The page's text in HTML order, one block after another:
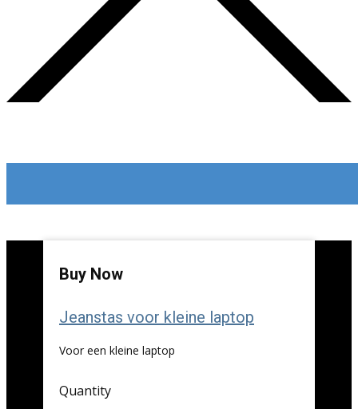
Buy Now
Jeanstas voor kleine laptop
Voor een kleine laptop
Quantity